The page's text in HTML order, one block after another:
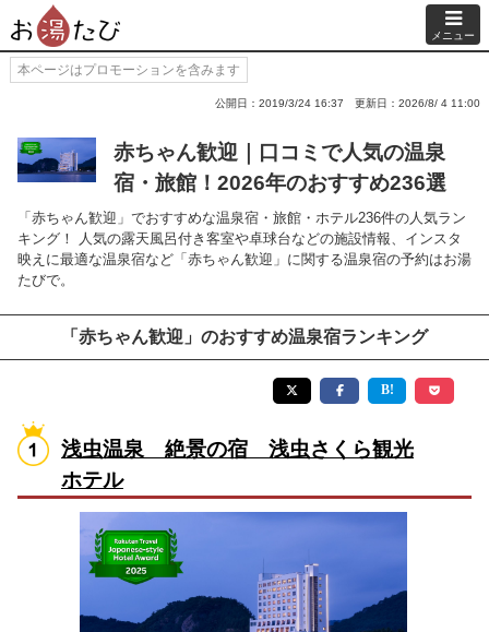
メニュー
本ページはプロモーションを含みます
公開日：2019/3/24 16:37 更新日：2026/8/ 4 11:00
赤ちゃん歓迎｜口コミで人気の温泉
宿・旅館！2026年のおすすめ236選
「赤ちゃん歓迎」でおすすめな温泉宿・旅館・ホテル236件の人気ラン
キング！ 人気の露天風呂付き客室や卓球台などの施設情報、インスタ
映えに最適な温泉宿など「赤ちゃん歓迎」に関する温泉宿の予約はお湯
たびで。
「赤ちゃん歓迎」のおすすめ温泉宿ランキング
浅虫温泉 絶景の宿 浅虫さくら観光
ホテル